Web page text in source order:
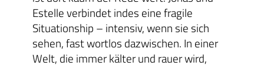
Estelle verbindet indes eine fragile
Situationship – intensiv, wenn sie sich
sehen, fast wortlos dazwischen. In einer
Welt, die immer kälter und rauer wird,